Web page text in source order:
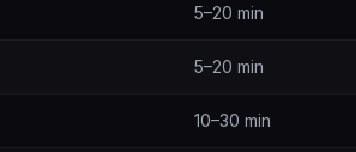
5–20 min
5–20 min
10–30 min